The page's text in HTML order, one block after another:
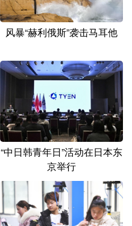
日本語 한국어
风暴“赫利俄斯”袭击马耳他
“中日韩青年日”活动在日本东
京举行